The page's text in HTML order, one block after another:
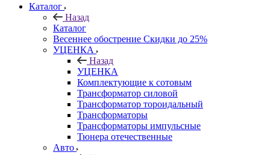
Каталог
Назад
Каталог
Весеннее обострение Скидки до 25%
УЦЕНКА
Назад
УЦЕНКА
Комплектующие к сотовым
Трансформатор силовой
Трансформатор тороидальный
Трансформаторы
Трансформаторы импульсные
Тюнера отечественные
Авто